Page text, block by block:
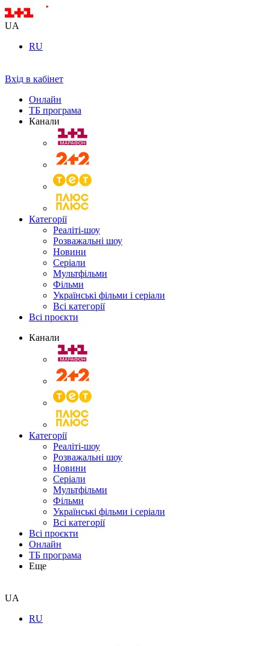
UA
RU
Вхід в кабінет
Онлайн
ТБ програма
Канали
Категорії
Реаліті-шоу
Розважальні шоу
Новини
Серіали
Мультфільми
Фільми
Українські фільми і серіали
Всі категорії
Всі проєкти
Канали
Категорії
Реаліті-шоу
Розважальні шоу
Новини
Серіали
Мультфільми
Фільми
Українські фільми і серіали
Всі категорії
Всі проєкти
Онлайн
ТБ програма
Еще
UA
RU